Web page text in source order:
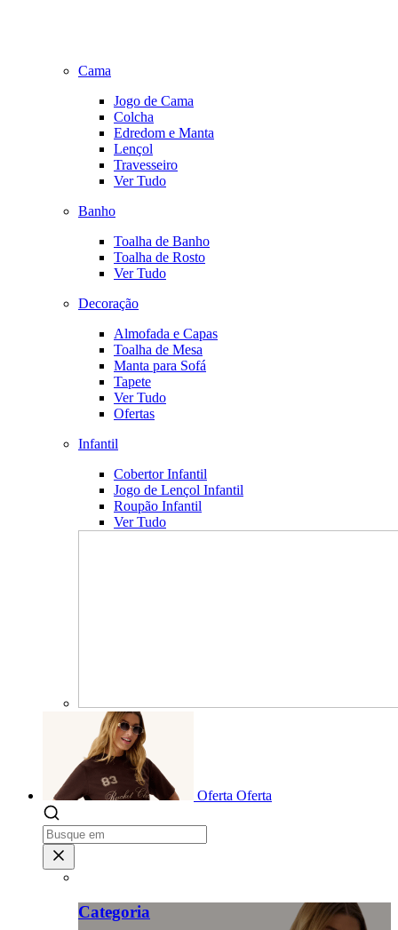
Cama
Jogo de Cama
Colcha
Edredom e Manta
Lençol
Travesseiro
Ver Tudo
Banho
Toalha de Banho
Toalha de Rosto
Ver Tudo
Decoração
Almofada e Capas
Toalha de Mesa
Manta para Sofá
Tapete
Ver Tudo
Ofertas
Infantil
Cobertor Infantil
Jogo de Lençol Infantil
Roupão Infantil
Ver Tudo
Oferta Oferta
Categoria